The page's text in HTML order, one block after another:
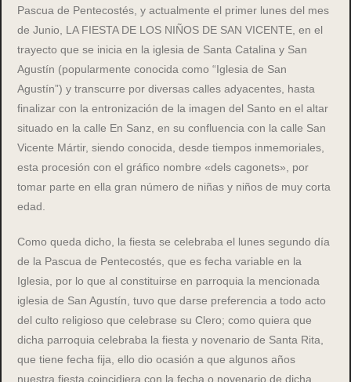
Pascua de Pentecostés, y actualmente el primer lunes del mes
de Junio, LA FIESTA DE LOS NIÑOS DE SAN VICENTE, en el
trayecto que se inicia en la iglesia de Santa Catalina y San
Agustín (popularmente conocida como “Iglesia de San
Agustín”) y transcurre por diversas calles adyacentes, hasta
finalizar con la entronización de la imagen del Santo en el altar
situado en la calle En Sanz, en su confluencia con la calle San
Vicente Mártir, siendo conocida, desde tiempos inmemoriales,
esta procesión con el gráfico nombre «dels cagonets», por
tomar parte en ella gran número de niñas y niños de muy corta
edad.
Como queda dicho, la fiesta se celebraba el lunes segundo día
de la Pascua de Pentecostés, que es fecha variable en la
Iglesia, por lo que al constituirse en parroquia la mencionada
iglesia de San Agustín, tuvo que darse preferencia a todo acto
del culto religioso que celebrase su Clero; como quiera que
dicha parroquia celebraba la fiesta y novenario de Santa Rita,
que tiene fecha fija, ello dio ocasión a que algunos años
nuestra fiesta coincidiera con la fecha o novenario de dicha